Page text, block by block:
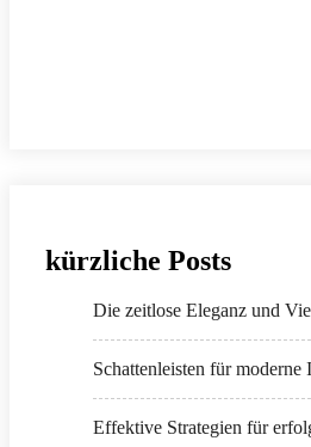
kürzliche Posts
Die zeitlose Eleganz und
Schattenleisten für moderne
Effektive Strategien für